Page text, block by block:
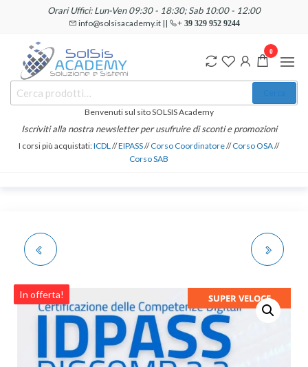
contenuto
Orari Uffici: Lun-Ven 09:30 - 18:30; Sab 10:00 - 12:00
info@solsisacademy.it || + 39 329 952 9244
SOLSIS
Academy
Corsi e
Certificazioni
Linguistiche
Benvenuti sul sito SOLSIS Academy
Iscriviti alla nostra newsletter per usufruire di sconti e promozioni
I corsi più acquistati:ICDL//EIPASS//Corso Coordinatore//Corso OSA//
Corso SAB
0
IDPASS DIGCOMPEDU
COMPETENZE DIGITALI
– DOCENTI, EDUCATORI
DIGCOMPEDU -
CERTIFICAZIONE
In offerta! SUPER VELOCE